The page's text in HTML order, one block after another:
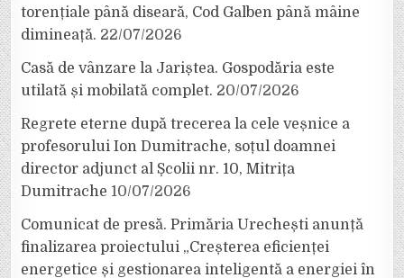
torențiale până diseară, Cod Galben până mâine
dimineață. 22/07/2026
Casă de vânzare la Jariștea. Gospodăria este
utilată și mobilată complet. 20/07/2026
Regrete eterne după trecerea la cele veșnice a
profesorului Ion Dumitrache, soțul doamnei
director adjunct al Școlii nr. 10, Mitrița
Dumitrache 10/07/2026
Comunicat de presă. Primăria Urechești anunță
finalizarea proiectului „Creșterea eficienței
energetice și gestionarea inteligentă a energiei în